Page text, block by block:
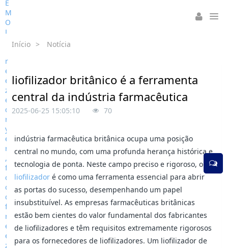
Início > Notícia
liofilizador britânico é a ferramenta
central da indústria farmacêutica
2025-06-25 15:05:10 70
indústria farmacêutica britânica ocupa uma posição
central no mundo, com uma profunda herança histórica e
tecnologia de ponta. Neste campo preciso e rigoroso, o
liofilizador é como uma ferramenta essencial para abrir
as portas do sucesso, desempenhando um papel
insubstituível. As empresas farmacêuticas britânicas
estão bem cientes do valor fundamental dos fabricantes
de liofilizadores e têm requisitos extremamente rigorosos
para os fornecedores de liofilizadores. Um liofilizador de